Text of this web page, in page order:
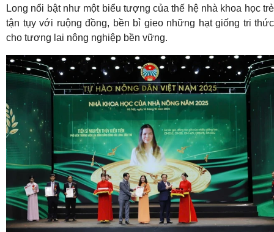
Long nổi bật như một biểu tượng của thế hệ nhà khoa học trẻ
tận tụy với ruộng đồng, bền bỉ gieo những hạt giống tri thức
cho tương lai nông nghiệp bền vững.